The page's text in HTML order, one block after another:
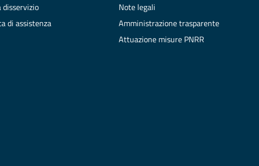
disservizio
di assistenza
Note legali
Amministrazione trasparente
Attuazione misure PNRR